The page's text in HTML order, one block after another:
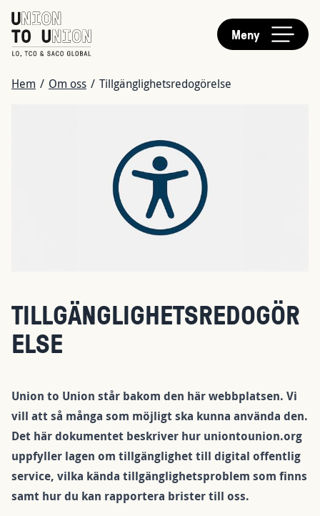
Hoppa
till
huvudinnehåll
Meny
LÄNKSTIG
Hem / Om oss / Tillgänglighetsredogörelse
TILLGÄNGLIGHETSREDOGÖR
ELSE
Union to Union står bakom den här webbplatsen. Vi
vill att så många som möjligt ska kunna använda den.
Det här dokumentet beskriver hur uniontounion.org
uppfyller lagen om tillgänglighet till digital offentlig
service, vilka kända tillgänglighetsproblem som finns
samt hur du kan rapportera brister till oss.